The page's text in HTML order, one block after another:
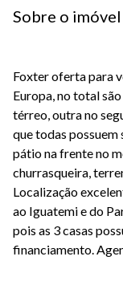
Sobre o imóvel
Foxter oferta para
Europa, no total
térreo, outra no
que todas
pátio na frente no
churrasqueira,
Localização
ao Iguatemi e do
pois as 3 casas
financiamento.